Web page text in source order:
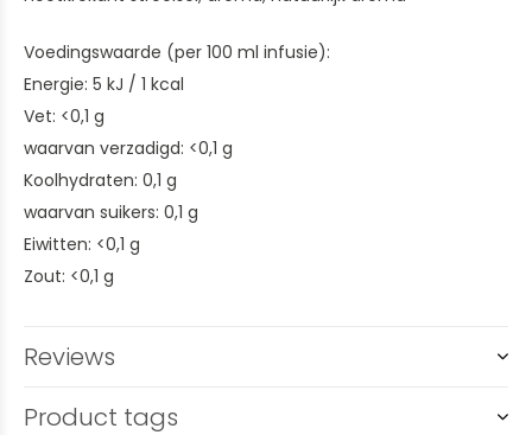
Voedingswaarde (per 100 ml infusie):
Energie: 5 kJ / 1 kcal
Vet: <0,1 g
waarvan verzadigd: <0,1 g
Koolhydraten: 0,1 g
waarvan suikers: 0,1 g
Eiwitten: <0,1 g
Zout: <0,1 g
Reviews
Product tags